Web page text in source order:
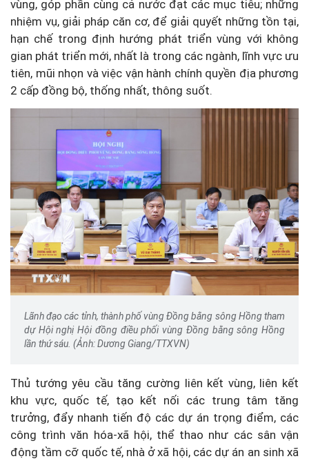
vùng, góp phần cùng cả nước đạt các mục tiêu; những
nhiệm vụ, giải pháp căn cơ, để giải quyết những tồn tại,
hạn chế trong định hướng phát triển vùng với không
gian phát triển mới, nhất là trong các ngành, lĩnh vực ưu
tiên, mũi nhọn và việc vận hành chính quyền địa phương
2 cấp đồng bộ, thống nhất, thông suốt.
Lãnh đạo các tỉnh, thành phố vùng Đồng bằng sông Hồng tham
dự Hội nghị Hội đồng điều phối vùng Đồng bằng sông Hồng
lần thứ sáu. (Ảnh: Dương Giang/TTXVN)
Thủ tướng yêu cầu tăng cường liên kết vùng, liên kết
khu vực, quốc tế, tạo kết nối các trung tâm tăng
trưởng, đẩy nhanh tiến độ các dự án trọng điểm, các
công trình văn hóa-xã hội, thể thao như các sân vận
động tầm cỡ quốc tế, nhà ở xã hội, các dự án an sinh xã